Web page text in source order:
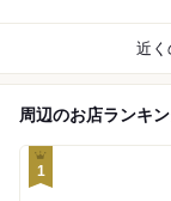
近く
周辺のお店ランキ
1